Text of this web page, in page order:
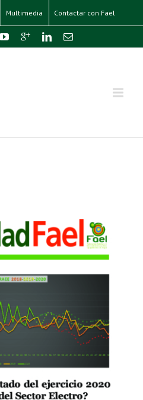
Multimedia Contactar con Fael